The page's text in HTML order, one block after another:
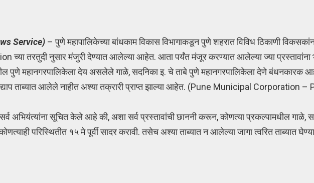
Service) – पुणे महापालिकेच्या बांधकाम विकास विभागाकडून पुणे शहरात विविध ठिकाणी
तरतुदी नुसार मंजुरी देण्यात आलेल्या आहेत. आता पर्यंत मंजूर करण्यात आलेल्या ज्या प्रस्तावांना
पुणे महानगरपालिकेला देय असलेले गाळे, सदनिका इ. चे ताबे पुणे महानगरपालिकेला देणे बंधनकारक
ताब्यात आलेले नाहीत अश्या तक्रारी प्राप्त झाल्या आहेत. (Pune Municipal Corporation –
अभियंत्यांना सूचित केले आहे की, अशा सर्व प्रस्तावांची छाननी करून, कोणत्या प्रकल्पामधील गाळे,
परिस्थितीत १५ मे पूर्वी सादर करावी. तसेच अश्या ताब्यात न आलेल्या जागा त्वरित ताब्यात